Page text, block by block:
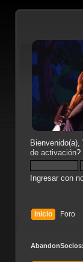
Bienvenido(a),
de activación?
Ingresar con
Inicio Foro